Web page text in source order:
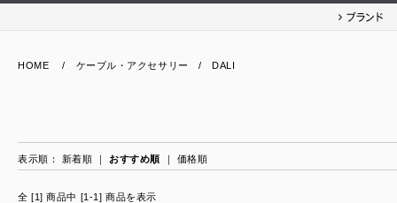
ケーブル・アクセ
HOME / ケーブル・アクセサリー /DALI
表示順： 新着順 ｜ おすすめ順 ｜ 価格順
全 [1] 商品中 [1-1] 商品を表示